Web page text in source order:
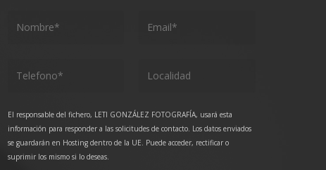
El responsable del fichero, LETI GONZÁLEZ FOTOGRAFÍA, usará esta
información para responder a las solicitudes de contacto. Los datos enviados
se guardarán en Hosting dentro de la UE. Puede acceder, rectificar o
suprimir los mismo si lo deseas.